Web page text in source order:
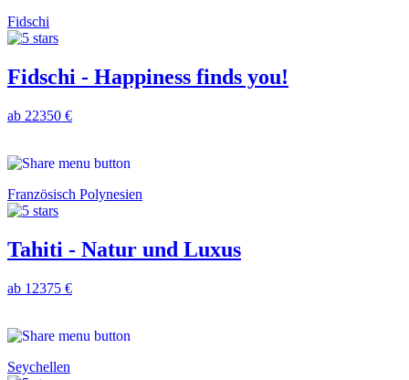
Fidschi
Fidschi - Happiness finds you!
ab 22350 €
Französisch Polynesien
Tahiti - Natur und Luxus
ab 12375 €
Seychellen